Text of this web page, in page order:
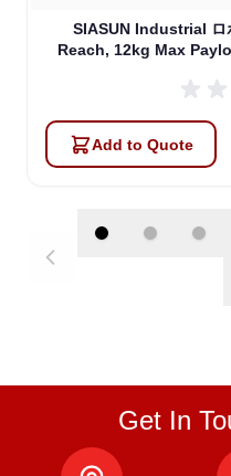
SIASUN Industrial ロ
Reach, 12kg Max
Add to Quote
Get In